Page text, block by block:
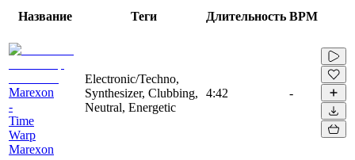
Название Теги Длительность BPM
Marexon
-
Time
Warp
Marexon
Electronic/Techno,
Synthesizer, Clubbing,
Neutral, Energetic
4:42 -